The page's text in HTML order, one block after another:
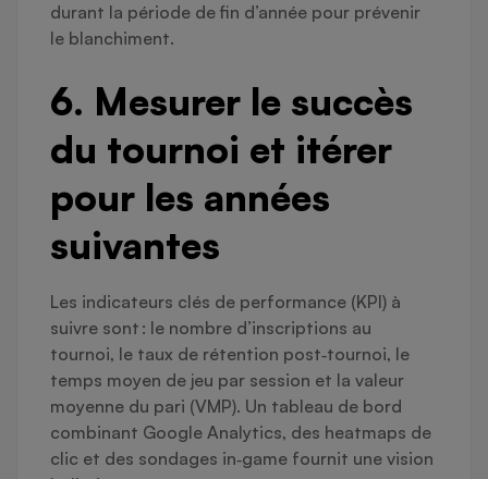
durant la période de fin d’année pour prévenir
le blanchiment.
6. Mesurer le succès
du tournoi et itérer
pour les années
suivantes
Les indicateurs clés de performance (KPI) à
suivre sont : le nombre d’inscriptions au
tournoi, le taux de rétention post‑tournoi, le
temps moyen de jeu par session et la valeur
moyenne du pari (VMP). Un tableau de bord
combinant Google Analytics, des heatmaps de
clic et des sondages in‑game fournit une vision